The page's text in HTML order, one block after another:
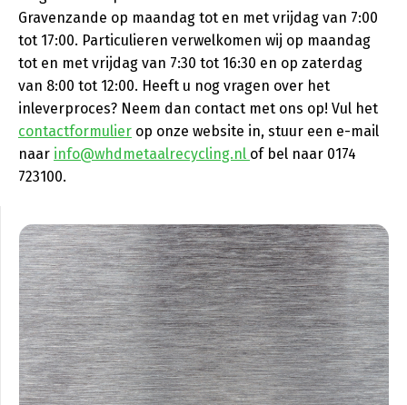
Gravenzande op maandag tot en met vrijdag van 7:00
tot 17:00. Particulieren verwelkomen wij op maandag
tot en met vrijdag van 7:30 tot 16:30 en op zaterdag
van 8:00 tot 12:00. Heeft u nog vragen over het
inleverproces? Neem dan contact met ons op! Vul het
contactformulier op onze website in, stuur een e-mail
naar info@whdmetaalrecycling.nl of bel naar 0174
723100.